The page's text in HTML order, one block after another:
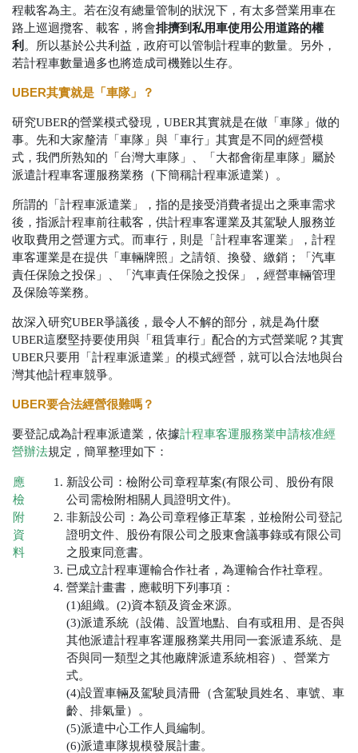
程載客為主。若在沒有總量管制的狀況下，有太多營業用車在
路上巡迴攬客、載客，將會排擠到私用車使用公用道路的權
利 。所以基於公共利益，政府可以管制計程車的數量。另外 ，
若計程車數量過多也將造成司機難以生存。
UBER其實就是「車隊」？
研究UBER的營業模式發現，UBER其實就是在做「車隊」做的
事。先和大家釐清「車隊」與「車行」其實是不同的經營模
式，我們所熟知的「台灣大車隊」、「大都會衛星車隊」屬於
派遣計程車客運服務業務（下簡稱計程車派遣業）。
所謂的「計程車派遣業」，指的是接受消費者提出之乘車需求
後，指派計程車前往載客，供計程車客運業及其駕駛人服務並
收取費用之營運方式。而車行，則是「計程車客運業」，計程
車客運業是在提供「車輛牌照」之請領、換發、繳銷；「汽車
責任保險之投保」、「汽車責任保險之投保」
，經營車輛管理
及保險等業務。
故深入研究UBER爭議後，最令人不解的部分，就是為什麼
UBER這麼堅持要使用與「租賃車行」配合的方式營業呢？其實
UBER只要用「計程車派遣業」的模式經營，就可以合法地與台
灣其他計程車競爭。
UBER要合法經營很難嗎？
要登記成為計程車派遣業，依據計程車客運服務業申請核准經
營辦法規定，簡單整理如下：
應
檢
附
資
料
新設公司：檢附公司章程草案(有限公司、股份有限
公司需檢附相關人員證明文件)。
非新設公司：為公司章程修正草案，並檢附公司登記
證明文件、股份有限公司之股東會議事錄或有限公司
之股東同意書。
已成立計程車運輸合作社者，為運輸合作社章程。
營業計畫書，應載明下列事項：
(1)組織。(2)資本額及資金來源。
(3)派遣系統（設備、設置地點、自有或租用、是否與
其他派遣計程車客運服務業共用同一套派遣系統、是
否與同一類型之其他廠牌派遣系統相容）、營業方
式。
(4)設置車輛及駕駛員清冊（含駕駛員姓名、車號、車
齡、排氣量）。
(5)派遣中心工作人員編制。
(6)派遣車隊規模發展計畫。